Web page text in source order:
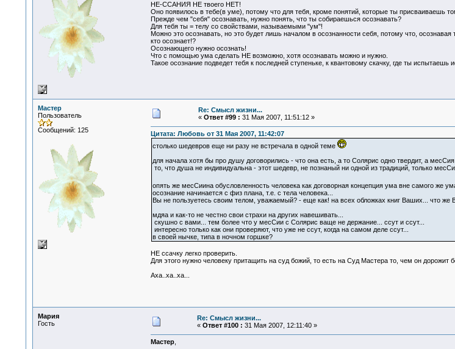
НЕ-ССАНИЯ НЕ твоего НЕТ!
Оно появилось в тебе(в уме), потому что для тебя, кроме понятий, которые ты присваиваешь
Прежде чем "себя" осознавать, нужно понять, что ты собираешься осознавать?
Для тебя ты = телу со свойствами, называемыми "ум"!
Можно это осознавать, но это будет лишь началом в осознанности себя, потому что, осознавая
кто осознает!?
Осознающего нужно осознать!
Что с помощью ума сделать НЕ возможно, хотя осознавать можно и нужно.
Такое осознание подведет тебя к последней ступеньке, к квантовому скачку, где ты
Мастер
Пользователь
Сообщений: 125
Re: Смысл жизни...
« Ответ #99 : 31 Мая 2007, 11:51:12 »
Цитата: Любовь от 31 Мая 2007, 11:42:07
столько шедевров еще ни разу не встречала в одной теме
для начала хотя бы про душу договорились - что она есть, а то Солярис одно твердит, а месСия
то, что душа не индивидуальна - этот шедевр, не познаный ни одной из традиций, только
опять же месСиина обусловленность человека как договорная концепция ума вне самого же
осознание начинается с физ плана, т.е. с тела человека...
Вы не пользуетесь своим телом, уважаемый? - еще как! на всех обложках книг Ваших... что же
мдяа и как-то не честно свои страхи на других навешивать...
скушно с вами... тем более что у месСии с Солярис ваще не держание... ссут и ссут...
интересно только как они проверяют, что уже не ссут, когда на самом деле ссут...
в своей нычке, типа в ночном горшке?
НЕ ссачку легко проверить.
Для этого нужно человеку притащить на суд божий, то есть на Суд Мастера то, чем он дорожит
Аха..ха..ха...
Мария
Гость
Re: Смысл жизни...
« Ответ #100 : 31 Мая 2007, 12:11:40 »
Мастер,